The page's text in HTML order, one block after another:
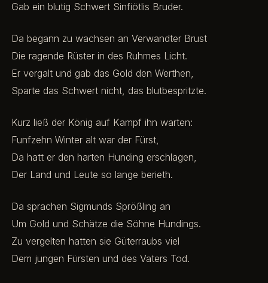
Gab ein blutig Schwert Sinfiötlis Bruder.
Da begann zu wachsen an Verwandter Brust
Die ragende Rüster in des Ruhmes Licht.
Er vergalt und gab das Gold den Werthen,
Sparte das Schwert nicht, das blutbespritzte.
Kurz ließ der König auf Kampf ihn warten:
Funfzehn Winter alt war der Fürst,
Da hatt er den harten Hunding erschlagen,
Der Land und Leute so lange berieth.
Da sprachen Sigmunds Sprößling an
Um Gold und Schätze die Söhne Hundings.
Zu vergelten hatten sie Güterraubs viel
Dem jungen Fürsten und des Vaters Tod.